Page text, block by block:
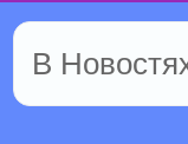
В